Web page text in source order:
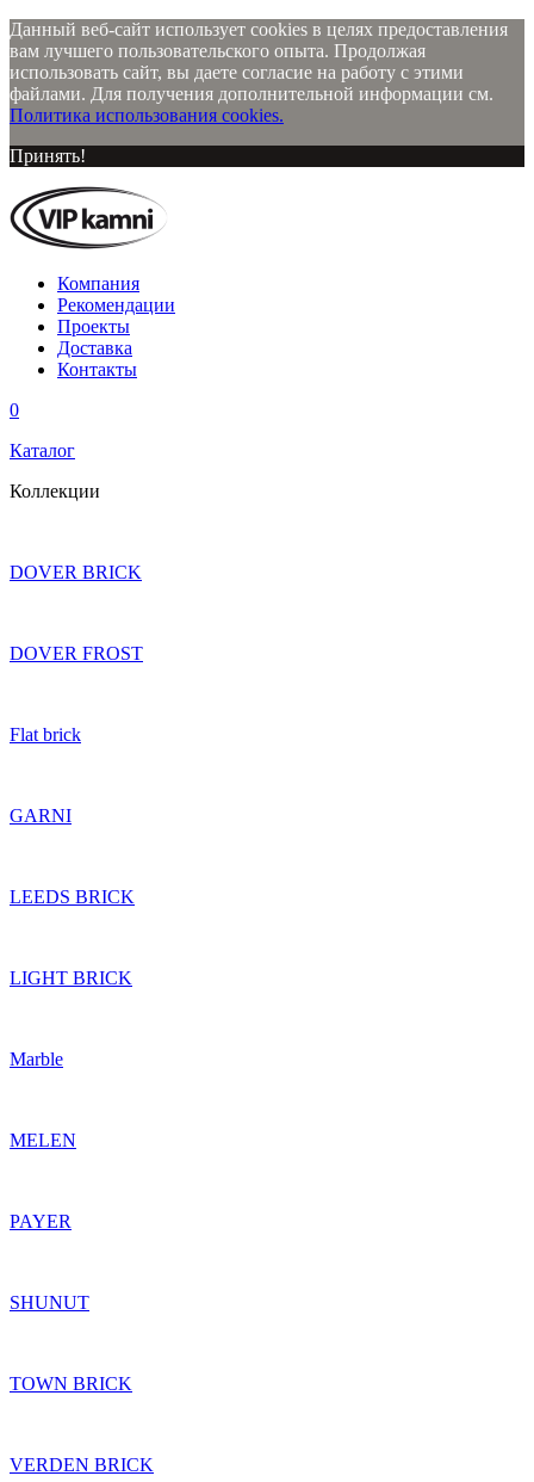
Данный веб-сайт использует cookies в целях предоставления
вам лучшего пользовательского опыта. Продолжая
использовать сайт, вы даете согласие на работу с этими
файлами. Для получения дополнительной информации см.
Политика использования cookies.
Принять!
Компания
Рекомендации
Проекты
Доставка
Контакты
0
Каталог
Коллекции
DOVER BRICK
DOVER FROST
Flat brick
GARNI
LEEDS BRICK
LIGHT BRICK
Marble
MELEN
PAYER
SHUNUT
TOWN BRICK
VERDEN BRICK